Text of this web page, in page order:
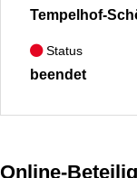
Tempelhof-
Status
beendet
Online-